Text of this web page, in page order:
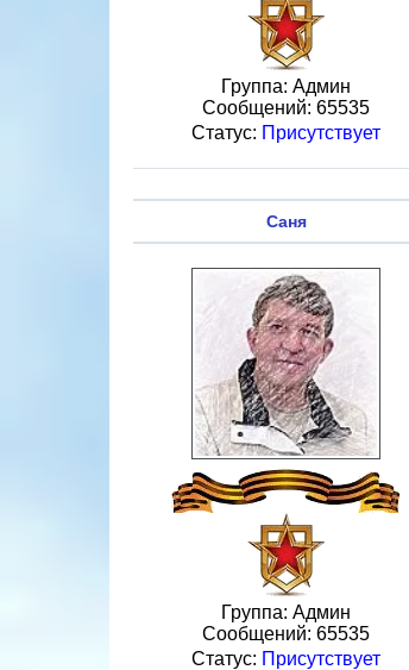
Группа: Админ
Сообщений: 65535
Статус: Присутствует
Саня
Группа: Админ
Сообщений: 65535
Статус: Присутствует